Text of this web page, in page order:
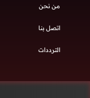
من نحن
اتصل بنا
الترددات